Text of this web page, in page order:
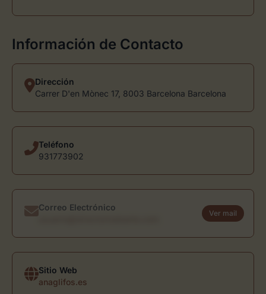
Información de Contacto
Dirección
Carrer D'en Mònec 17, 8003 Barcelona Barcelona
Teléfono
931773902
Correo Electrónico
Ver mail
Sitio Web
anaglifos.es